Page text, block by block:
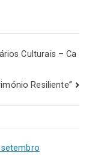
Culturais – Ca
Resiliente”